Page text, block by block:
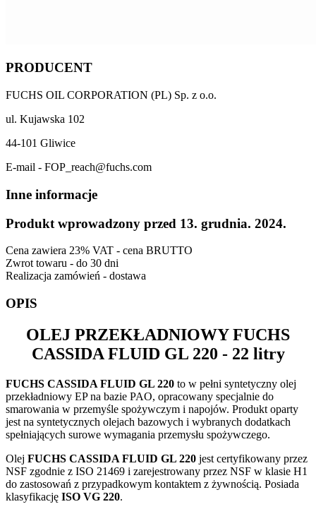
PRODUCENT
FUCHS OIL CORPORATION (PL) Sp. z o.o.
ul. Kujawska 102
44-101 Gliwice
E-mail - FOP_reach@fuchs.com
Inne informacje
Produkt wprowadzony przed 13. grudnia. 2024.
Cena zawiera 23% VAT - cena BRUTTO
Zwrot towaru - do 30 dni
Realizacja zamówień - dostawa
OPIS
OLEJ PRZEKŁADNIOWYFUCHS
CASSIDA FLUID GL 220 - 22 litry
FUCHS CASSIDA FLUID GL 220 to w pełni syntetyczny olej
przekładniowy EP na bazie PAO, opracowany specjalnie do
smarowania w przemyśle spożywczym i napojów. Produkt oparty
jest na syntetycznych olejach bazowych i wybranych dodatkach
spełniających surowe wymagania przemysłu spożywczego.
Olej FUCHS CASSIDA FLUID GL 220 jest certyfikowany przez
NSF zgodnie z ISO 21469 i zarejestrowany przez NSF w klasie H1
do zastosowań z przypadkowym kontaktem z żywnością. Posiada
klasyfikację ISO VG 220.